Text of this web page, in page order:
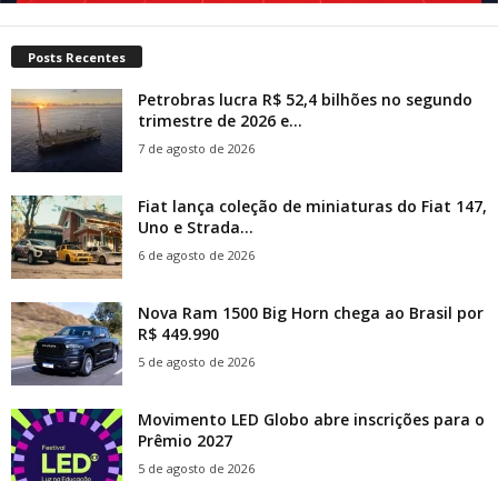
Posts Recentes
Petrobras lucra R$ 52,4 bilhões no segundo
trimestre de 2026 e...
7 de agosto de 2026
Fiat lança coleção de miniaturas do Fiat 147,
Uno e Strada...
6 de agosto de 2026
Nova Ram 1500 Big Horn chega ao Brasil por
R$ 449.990
5 de agosto de 2026
Movimento LED Globo abre inscrições para o
Prêmio 2027
5 de agosto de 2026